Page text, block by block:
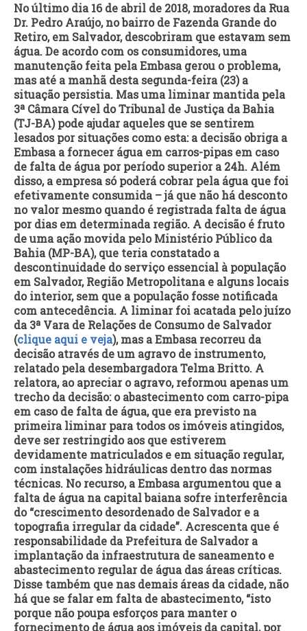
No último dia 16 de abril de 2018, moradores da Rua
Dr. Pedro Araújo, no bairro de Fazenda Grande do
Retiro, em Salvador, descobriram que estavam sem
água. De acordo com os consumidores, uma
manutenção feita pela Embasa gerou o problema,
mas até a manhã desta segunda-feira (23) a
situação persistia. Mas uma liminar mantida pela
3ª Câmara Cível do Tribunal de Justiça da Bahia
(TJ-BA) pode ajudar aqueles que se sentirem
lesados por situações como esta: a decisão obriga a
Embasa a fornecer água em carros-pipas em caso
de falta de água por período superior a 24h. Além
disso, a empresa só poderá cobrar pela água que foi
efetivamente consumida – já que não há desconto
no valor mesmo quando é registrada falta de água
por dias em determinada região. A decisão é fruto
de uma ação movida pelo Ministério Público da
Bahia (MP-BA), que teria constatado a
descontinuidade do serviço essencial à população
em Salvador, Região Metropolitana e alguns locais
do interior, sem que a população fosse notificada
com antecedência. A liminar foi acatada pelo juízo
da 3ª Vara de Relações de Consumo de Salvador
(clique aqui e veja), mas a Embasa recorreu da
decisão através de um agravo de instrumento,
relatado pela desembargadora Telma Britto. A
relatora, ao apreciar o agravo, reformou apenas um
trecho da decisão: o abastecimento com carro-pipa
em caso de falta de água, que era previsto na
primeira liminar para todos os imóveis atingidos,
deve ser restringido aos que estiverem
devidamente matriculados e em situação regular,
com instalações hidráulicas dentro das normas
técnicas. No recurso, a Embasa argumentou que a
falta de água na capital baiana sofre interferência
do “crescimento desordenado de Salvador e a
topografia irregular da cidade”. Acrescenta que é
responsabilidade da Prefeitura de Salvador a
implantação da infraestrutura de saneamento e
abastecimento regular de água das áreas críticas.
Disse também que nas demais áreas da cidade, não
há que se falar em falta de abastecimento, “isto
porque não poupa esforços para manter o
fornecimento de água aos imóveis da capital, por